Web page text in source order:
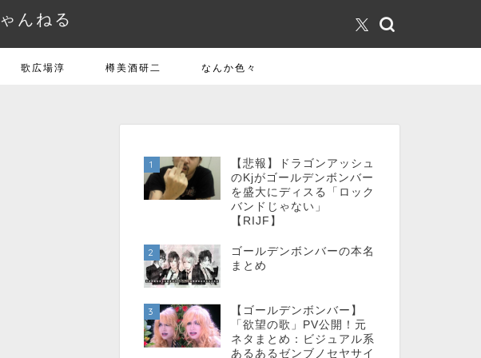
んねる
歌広場淳 樽美酒研二 なんか色々
1
【悲報】ドラゴンアッシュ
のKjがゴールデンボンバー
を盛大にディスる「ロック
バンドじゃない」
【RIJF】
2
ゴールデンボンバーの本名
まとめ
3
【ゴールデンボンバー】
「欲望の歌」PV公開！元
ネタまとめ：ビジュアル系
あるあるゼンブノセヤサイ